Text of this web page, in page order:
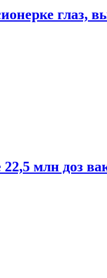
глаз,
22,5 млн доз